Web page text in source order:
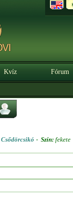
Kvíz Fórum
Csődörcsikó - Szín: fekete